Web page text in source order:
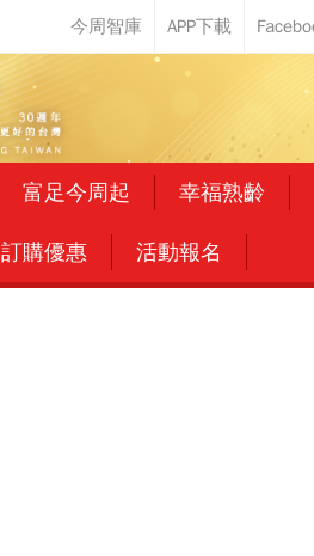
富足今周起 幸福熟齡
訂購優惠 活動報名